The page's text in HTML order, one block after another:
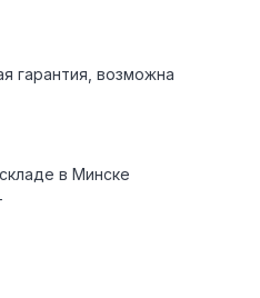
гарантия, возможна
в Минске